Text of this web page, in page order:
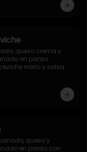
queso crema y
en panko
mixto y salsa
queso y
en panko con